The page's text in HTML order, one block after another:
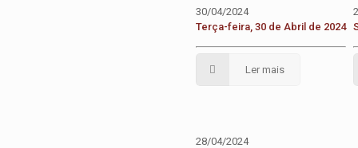
30/04/2024
Terça-feira, 30 de Abril de 2024
Ler mais
28/04/2024